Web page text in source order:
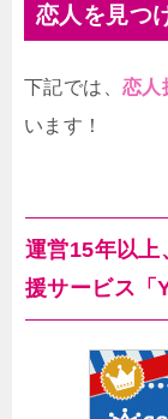
恋人を見つ
下記では、 恋人
います！
運営15年以上
援サービス「